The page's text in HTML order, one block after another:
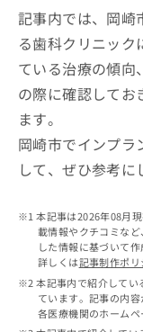
記事内では、岡崎
る歯科クリニッ
ている治療の傾向
の際に確認してお
ます。
岡崎市でインプラ
して、ぜひ参考に
本記事は2026年08月
載情報やクチコミな
した情報に基づいて作
詳しくは記事制作ポリ
本記事内で紹介してい
ています。記事の内
各医療機関のホームペ
お問
合せ
フォ
ーム
とな
りま
す。
クリ
クの
予
約・
のご
相談
など
はで
きま
せん
ので
ご了
求
は
こ
ち
無
料
情
報
充
し
合
わ
せ
は
こ
ち
ら
料
ご
こ